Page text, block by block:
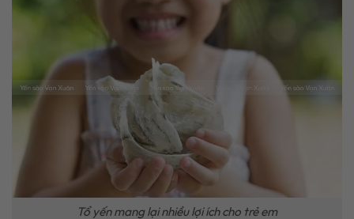
Tổ yến mang lại nhiều lợi ích cho trẻ em